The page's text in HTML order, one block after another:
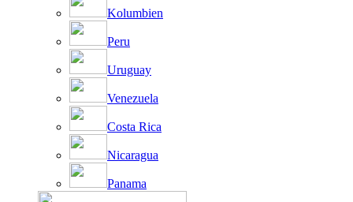
Kolumbien
Peru
Uruguay
Venezuela
Costa Rica
Nicaragua
Panama